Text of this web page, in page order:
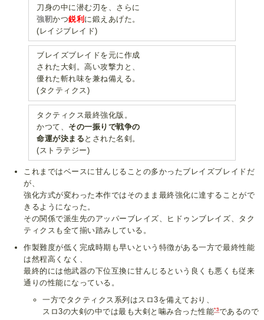
刀身の中に潜む刃を、さらに
強靭かつ鋭利に鍛えあげた。
(レイジブレイド)
ブレイズブレイドを元に作成
された大剣。高い攻撃力と、
優れた斬れ味を兼ね備える。
(タクティクス)
タクティクス最終強化版。
かつて、 その一振りで戦争の
命運が決まる とされた名剣。
(ストラテジー)
これまではベースに甘んじることの多かったブレイズブレイドだ
が、
強化方式が変わった本作ではそのまま最終強化に達することがで
きるようになった。
その関係で派生先のアッパーブレイズ、ヒドゥンブレイズ、タク
ティクスも全て揃い踏みしている。
作製難度が低く完成時期も早いという特徴がある一方で最終性能
は然程高くなく、
最終的には他武器の下位互換に甘んじるという良くも悪くも従来
通りの性能になっている。
一方でタクティクス系列はスロ3を備えており、
スロ3の大剣の中では最も大剣と噛み合った性能*3であるので